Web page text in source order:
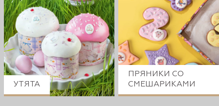
УТЯТА
ПРЯНИКИ СО
СМЕШАРИКАМИ